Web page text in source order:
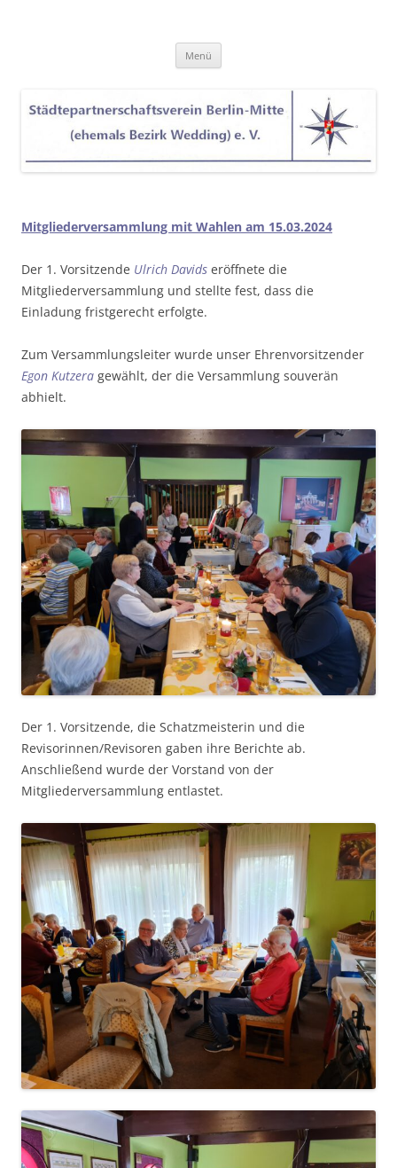
Mitte (ehemals Bezirk Wedding) e.
Menü
Mitgliederversammlung mit Wahlen am 15.03.2024
Der 1. Vorsitzende Ulrich Davids eröffnete die
Mitgliederversammlung und stellte fest, dass die
Einladung fristgerecht erfolgte.
Zum Versammlungsleiter wurde unser Ehrenvorsitzender
Egon Kutzera gewählt, der die Versammlung souverän
abhielt.
Der 1. Vorsitzende, die Schatzmeisterin und die
Revisorinnen/Revisoren gaben ihre Berichte ab.
Anschließend wurde der Vorstand von der
Mitgliederversammlung entlastet.